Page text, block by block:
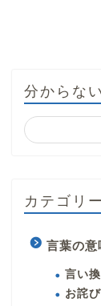
分からな
カテゴリー
言葉の意
言い
お詫